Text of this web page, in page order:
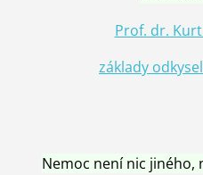
Prof. dr.
základy
Nemoc není nic jiného,